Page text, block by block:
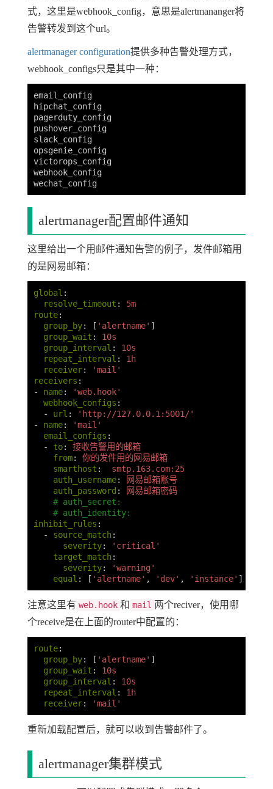
式，这里是webhook_config，意思是alertmananger将
告警转发到这个url。
alertmanager configuration提供多种告警处理方式，
webhook_configs只是其中一种：
email_config
hipchat_config
pagerduty_config
pushover_config
slack_config
opsgenie_config
victorops_config
webhook_config
alertmanager配置邮件通知
这里给出一个用邮件通知告警的例子，发件邮箱用
的是网易邮箱：
global :
resolve_timeout :
5m
route:
group_by: [ ' alertname' ]
group_wait :
10s
group_interval :
10s
repeat_interval :
1h
receiver: 'mail'
receivers :
-
name: 'web.hook'
webhook_configs :
-
url : ' http://127.0.0.1:5001/'
-
name: 'mail'
email_configs :
-
to:
接收告警用的邮箱
from:
你的发件用的网易邮箱
smarthost :
smtp.163.com:25
auth_username:
网易邮箱账号
auth_password :
网易邮箱密码
# auth_secret:
# auth_identity:
inhibit_rules :
-
source_match:
severity: ' critical'
target_match:
severity: 'warning'
equal : [ ' alertname' , ' dev' , ' instance' ]
注意这里有 web.hook 和 mail 两个reciver，使用哪
个receive是在上面的router中配置的：
route:
group_by: [ ' alertname' ]
group_wait :
10s
group_interval :
10s
repeat_interval :
1h
receiver: 'mail'
重新加载配置后，就可以收到告警邮件了。
alertmanager集群模式